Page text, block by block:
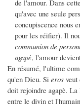
de l'amour. Dans
qu'avec une seule
concupiscence nous
pour les réifier). Il
communion de
agapè, l'amour
En résumé, l'ultime
qu'en Dieu. Si eros
doit rejoindre agapè.
entre le divin et